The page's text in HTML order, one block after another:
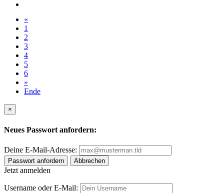
«
1
2
3
4
5
6
»
Ende
×
Neues Passwort anfordern:
Deine E-Mail-Adresse:
Passwort anfordern Abbrechen
Jetzt anmelden
Username oder E-Mail: